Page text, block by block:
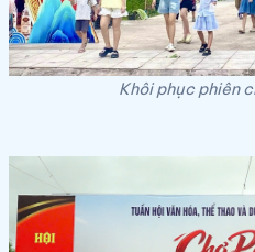
Khôi phục phiên